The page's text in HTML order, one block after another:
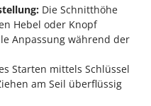
Die Schnitthöhe
Hebel oder Knopf
Anpassung während der
Starten mittels Schlüssel
am Seil überflüssig